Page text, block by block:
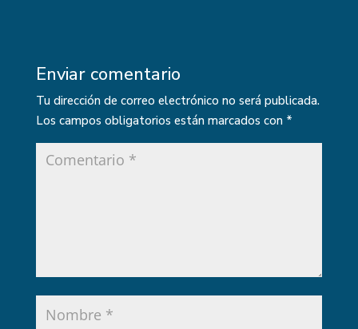
Enviar comentario
Tu dirección de correo electrónico no será publicada.
Los campos obligatorios están marcados con *